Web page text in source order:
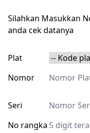
Silahkan Masukkan
anda cek datanya
Plat
Nomor
Seri
No rangka